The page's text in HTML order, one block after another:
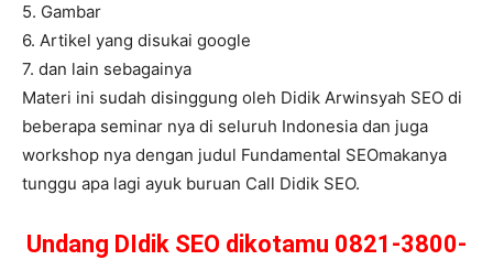
5. Gambar
6. Artikel yang disukai google
7. dan lain sebagainya
Materi ini sudah disinggung oleh Didik Arwinsyah SEO di
beberapa seminar nya di seluruh Indonesia dan juga
workshop nya dengan judul Fundamental SEOmakanya
tunggu apa lagi ayuk buruan Call Didik SEO.
Undang DIdik SEO dikotamu 0821-3800-